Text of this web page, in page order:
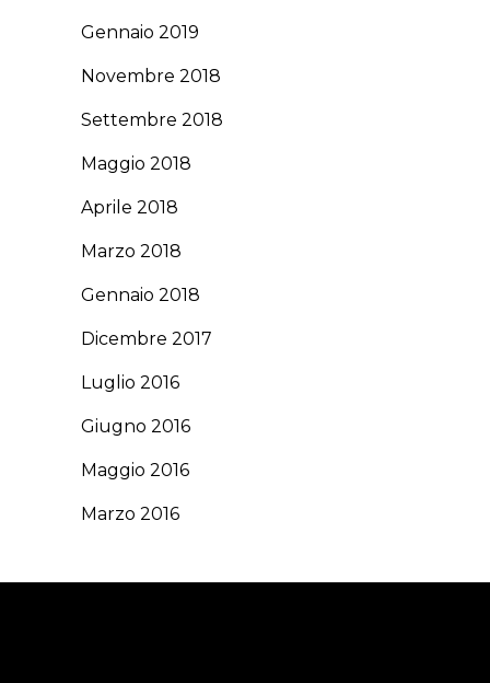
Gennaio 2019
Novembre 2018
Settembre 2018
Maggio 2018
Aprile 2018
Marzo 2018
Gennaio 2018
Dicembre 2017
Luglio 2016
Giugno 2016
Maggio 2016
Marzo 2016